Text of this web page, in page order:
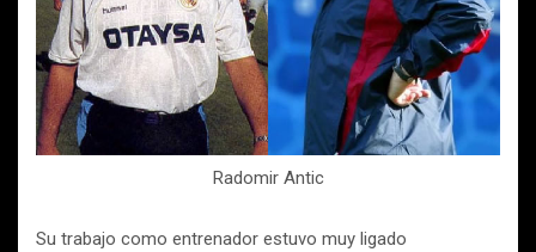
Radomir Antic
Su trabajo como entrenador estuvo muy ligado